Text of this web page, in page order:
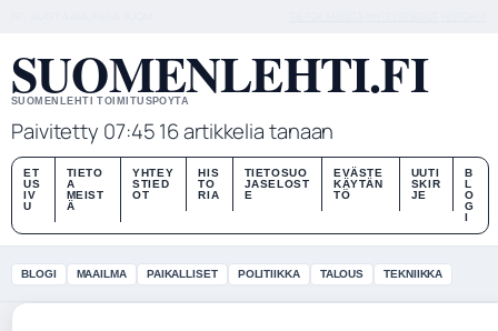
SUOMENLEHTI.FI
SUOMENLEHTI TOIMITUSPOYTA
Paivitetty 07:4516 artikkelia tanaan
ET
US
IV
U
TIETO
A
MEIST
Ä
YHTEY
STIED
OT
HIS
TO
RIA
TIETOSUO
JASELOST
E
EVÄSTE
KÄYTÄN
TÖ
UUTI
SKIR
JE
B
L
O
G
I
BLOGI MAAILMA PAIKALLISET POLITIIKKA TALOUS TEKNIIKKA